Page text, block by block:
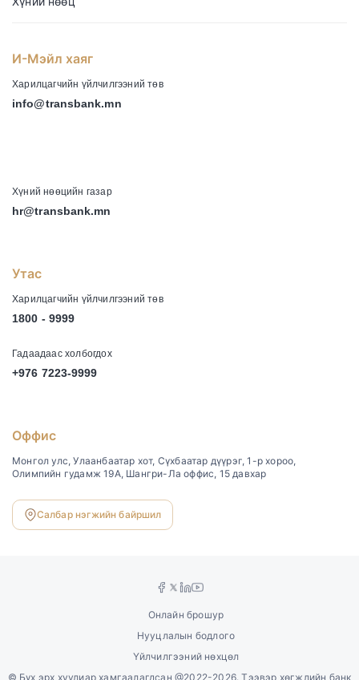
И-Мэйл хаяг
Харилцагчийн үйлчилгээний төв
info@transbank.mn
Хүний нөөцийн газар
hr@transbank.mn
Утас
Харилцагчийн үйлчилгээний төв
1800 - 9999
Гадаадаас холбогдох
+976 7223-9999
Оффис
Монгол улс, Улаанбаатар хот, Сүхбаатар дүүрэг, 1-р хороо,
Олимпийн гудамж 19А, Шангри-Ла оффис, 15 давхар
Салбар нэгжийн байршил
© Бүх эрх хуулиар хамгаалагдсан @2022-2026. Тээвэр хөгжлийн банк
Үйлчилгээний нөхцөл
Нууцлалын бодлого
Онлайн брошур